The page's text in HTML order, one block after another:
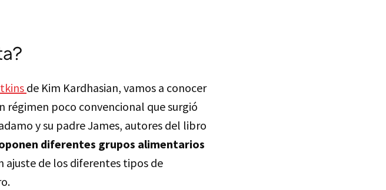
de Kim Kardhasian, vamos a conocer
régimen poco convencional que surgió
y su padre James, autores del libro
diferentes grupos alimentarios
ajuste de los diferentes tipos de